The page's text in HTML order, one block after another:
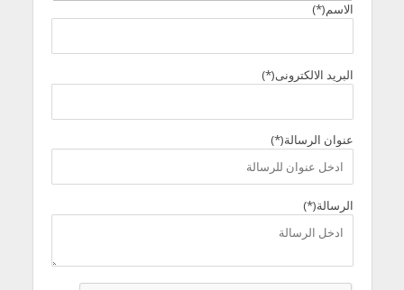
الاسم(*)
البريد الالكترونى(*)
عنوان الرسالة(*)
الرسالة(*)